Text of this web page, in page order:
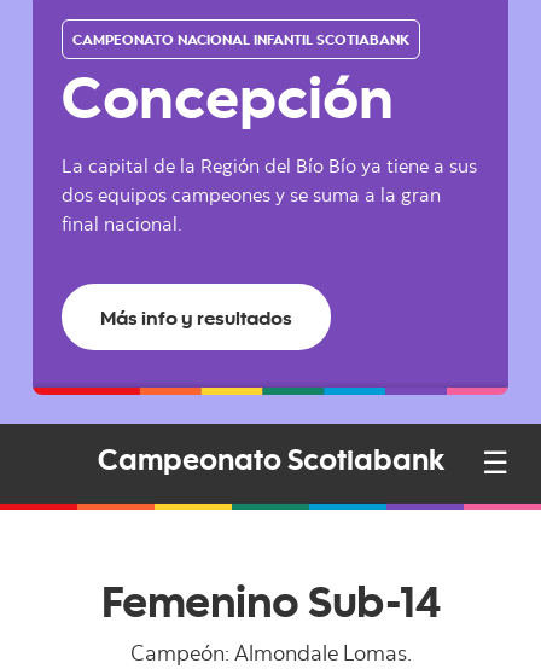
CAMPEONATO NACIONAL INFANTIL SCOTIABANK
Concepción
La capital de la Región del Bío Bío ya tiene a sus
dos equipos campeones y se suma a la gran
final nacional.
Más info y resultados
Campeonato Scotiabank ☰
Femenino Sub-14
Campeón: Almondale Lomas.